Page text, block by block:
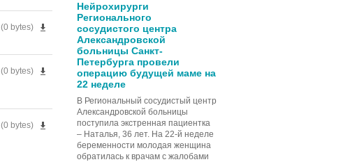
Нейрохирурги
Регионального
сосудистого центра
Александровской
больницы Санкт-
Петербурга провели
операцию будущей маме на
22 неделе
В Региональный сосудистый центр
Александровской больницы
поступила экстренная пациентка
– Наталья, 36 лет. На 22-й неделе
беременности молодая женщина
обратилась к врачам с жалобами
(0 bytes)
(0 bytes)
(0 bytes)